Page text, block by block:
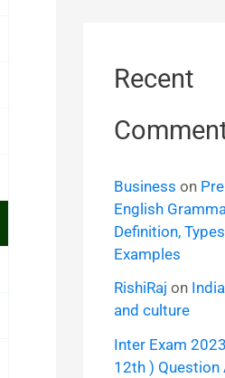
Recent
Business on
English
Definition,
Examples
RishiRaj on
and culture
Inter Exam
12th ) Question